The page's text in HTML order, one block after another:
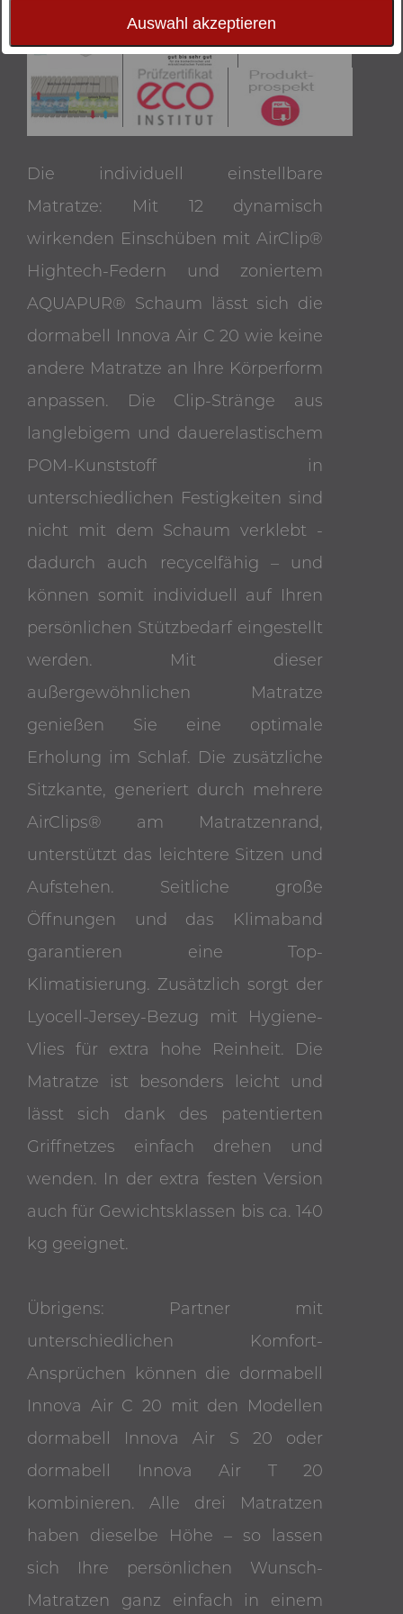
Die individuell einstellbare
Matratze: Mit 12 dynamisch
wirkenden Einschüben mit AirClip®
Hightech-Federn und zoniertem
AQUAPUR® Schaum lässt sich die
dormabell Innova Air C 20 wie keine
andere Matratze an Ihre Körperform
anpassen. Die Clip-Stränge aus
langlebigem und dauerelastischem
POM-Kunststoff in
unterschiedlichen Festigkeiten sind
nicht mit dem Schaum verklebt -
dadurch auch recycelfähig – und
können somit individuell auf Ihren
persönlichen Stützbedarf eingestellt
werden. Mit dieser
außergewöhnlichen Matratze
genießen Sie eine optimale
Erholung im Schlaf. Die zusätzliche
Sitzkante, generiert durch mehrere
AirClips® am Matratzenrand,
unterstützt das leichtere Sitzen und
Aufstehen. Seitliche große
Öffnungen und das Klimaband
garantieren eine Top-
Klimatisierung. Zusätzlich sorgt der
Lyocell-Jersey-Bezug mit Hygiene-
Vlies für extra hohe Reinheit. Die
Matratze ist besonders leicht und
lässt sich dank des patentierten
Griffnetzes einfach drehen und
wenden. In der extra festen Version
auch für Gewichtsklassen bis ca. 140
kg geeignet.
Übrigens: Partner mit
unterschiedlichen Komfort-
Ansprüchen können die dormabell
Innova Air C 20 mit den Modellen
dormabell Innova Air S 20 oder
dormabell Innova Air T 20
kombinieren. Alle drei Matratzen
haben dieselbe Höhe – so lassen
sich Ihre persönlichen Wunsch-
Matratzen ganz einfach in einem
Auswahl akzeptieren